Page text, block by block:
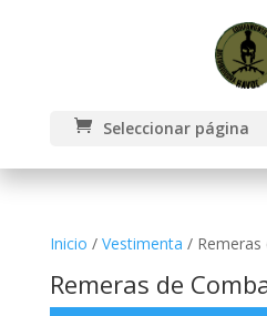
Seleccionar página
Inicio / Vestimenta / Remeras
Remeras de